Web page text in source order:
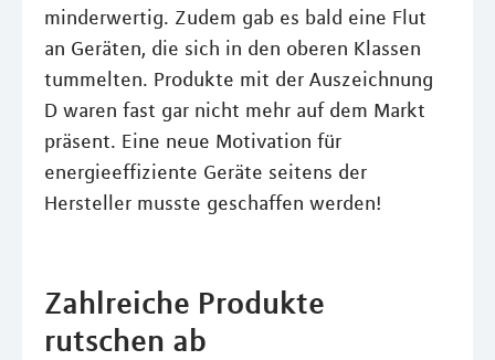
minderwertig. Zudem gab es bald eine Flut
an Geräten, die sich in den oberen Klassen
tummelten. Produkte mit der Auszeichnung
D waren fast gar nicht mehr auf dem Markt
präsent. Eine neue Motivation für
energieeffiziente Geräte seitens der
Hersteller musste geschaffen werden!
Zahlreiche Produkte
rutschen ab